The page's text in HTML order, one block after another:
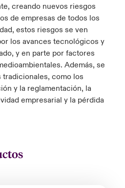
creando nuevos riesgos
de empresas de todos los
estos riesgos se ven
los avances tecnológicos y
y en parte por factores
Además, se
como los
y la reglamentación, la
empresarial y la pérdida